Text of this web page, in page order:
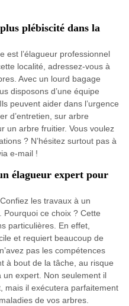
plébiscité dans la
est l’élagueur professionnel
localité, adressez-vous à
Avec un lourd bagage
disposons d’une équipe
peuvent aider dans l’urgence
d’entretien, sur arbre
un arbre fruitier. Vous voulez
? N’hésitez surtout pas à
e-mail !
élagueur expert pour
les travaux à un
Pourquoi ce choix ? Cette
particulières. En effet,
et requiert beaucoup de
pas les compétences
à bout de la tâche, au risque
un expert. Non seulement il
mais il exécutera parfaitement
de vos arbres.